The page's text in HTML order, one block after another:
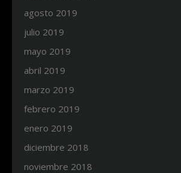
agosto 2019
julio 2019
mayo 2019
abril 2019
marzo 2019
febrero 2019
enero 2019
diciembre 2018
noviembre 2018